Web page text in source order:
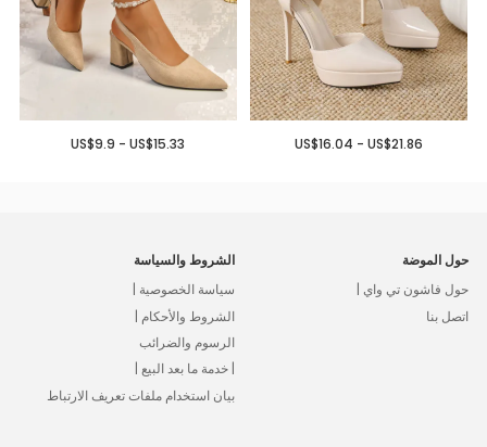
US$16.04 - US$21.86
US$9.9 - US$15.33
حول الموضة
حول فاشون تي واي |
اتصل بنا
الشروط والسياسة
سياسة الخصوصية |
الشروط والأحكام |
الرسوم والضرائب
| خدمة ما بعد البيع |
بيان استخدام ملفات تعريف الارتباط